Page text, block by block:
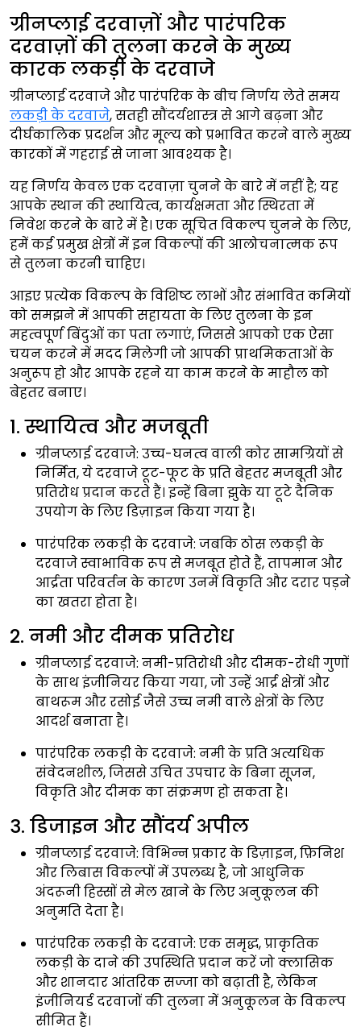
ग्रीनप्लाई दरवाज़ों और पारंपरिक
दरवाज़ों की तुलना करने के मुख्य
कारक लकड़ी के दरवाजे
ग्रीनप्लाई दरवाजे और पारंपरिक के बीच निर्णय लेते समय
लकड़ी के दरवाजे, सतही सौंदर्यशास्त्र से आगे बढ़ना और
दीर्घकालिक प्रदर्शन और मूल्य को प्रभावित करने वाले मुख्य
कारकों में गहराई से जाना आवश्यक है।
यह निर्णय केवल एक दरवाज़ा चुनने के बारे में नहीं है; यह
आपके स्थान की स्थायित्व, कार्यक्षमता और स्थिरता में
निवेश करने के बारे में है। एक सूचित विकल्प चुनने के लिए,
हमें कई प्रमुख क्षेत्रों में इन विकल्पों की आलोचनात्मक रूप
से तुलना करनी चाहिए।
आइए प्रत्येक विकल्प के विशिष्ट लाभों और संभावित कमियों
को समझने में आपकी सहायता के लिए तुलना के इन
महत्वपूर्ण बिंदुओं का पता लगाएं, जिससे आपको एक ऐसा
चयन करने में मदद मिलेगी जो आपकी प्राथमिकताओं के
अनुरूप हो और आपके रहने या काम करने के माहौल को
बेहतर बनाए।
1. स्थायित्व और मजबूती
ग्रीनप्लाई दरवाजे: उच्च-घनत्व वाली कोर सामग्रियों से
निर्मित, ये दरवाजे टूट-फूट के प्रति बेहतर मजबूती और
प्रतिरोध प्रदान करते हैं। इन्हें बिना झुके या टूटे दैनिक
उपयोग के लिए डिज़ाइन किया गया है।
पारंपरिक लकड़ी के दरवाजे: जबकि ठोस लकड़ी के
दरवाजे स्वाभाविक रूप से मजबूत होते हैं, तापमान और
आर्द्रता परिवर्तन के कारण उनमें विकृति और दरार पड़ने
का खतरा होता है।
2. नमी और दीमक प्रतिरोध
ग्रीनप्लाई दरवाजे: नमी-प्रतिरोधी और दीमक-रोधी गुणों
के साथ इंजीनियर किया गया, जो उन्हें आर्द्र क्षेत्रों और
बाथरूम और रसोई जैसे उच्च नमी वाले क्षेत्रों के लिए
आदर्श बनाता है।
पारंपरिक लकड़ी के दरवाजे: नमी के प्रति अत्यधिक
संवेदनशील, जिससे उचित उपचार के बिना सूजन,
विकृति और दीमक का संक्रमण हो सकता है।
3. डिजाइन और सौंदर्य अपील
ग्रीनप्लाई दरवाजे: विभिन्न प्रकार के डिज़ाइन, फ़िनिश
और लिबास विकल्पों में उपलब्ध है, जो आधुनिक
अंदरूनी हिस्सों से मेल खाने के लिए अनुकूलन की
अनुमति देता है।
पारंपरिक लकड़ी के दरवाजे: एक समृद्ध, प्राकृतिक
लकड़ी के दाने की उपस्थिति प्रदान करें जो क्लासिक
और शानदार आंतरिक सज्जा को बढ़ाती है, लेकिन
इंजीनियर्ड दरवाजों की तुलना में अनुकूलन के विकल्प
सीमित हैं।